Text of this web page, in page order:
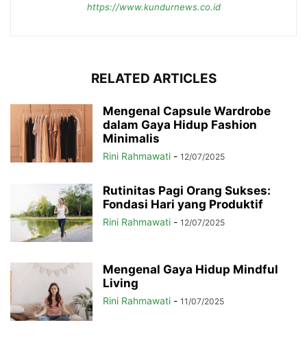
https://www.kundurnews.co.id
RELATED ARTICLES
Mengenal Capsule Wardrobe
dalam Gaya Hidup Fashion
Minimalis
Rini Rahmawati - 12/07/2025
Rutinitas Pagi Orang Sukses:
Fondasi Hari yang Produktif
Rini Rahmawati - 12/07/2025
Mengenal Gaya Hidup Mindful
Living
Rini Rahmawati - 11/07/2025